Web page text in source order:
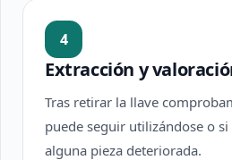
4
Extracción y
Tras retirar la llave
puede seguir utilizándose o
alguna pieza deteriorada.